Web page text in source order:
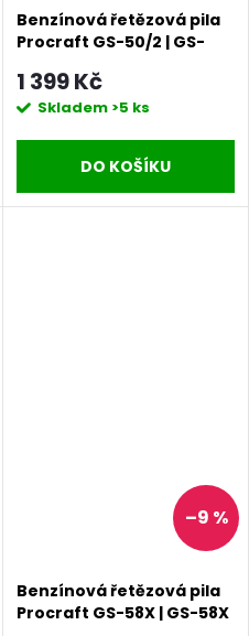
Benzínová řetězová pila
Procraft GS-50/2 | GS-
1 399 Kč
Skladem >5 ks
DO KOŠÍKU
–9 %
Benzínová řetězová pila
Procraft GS-58X | GS-58X